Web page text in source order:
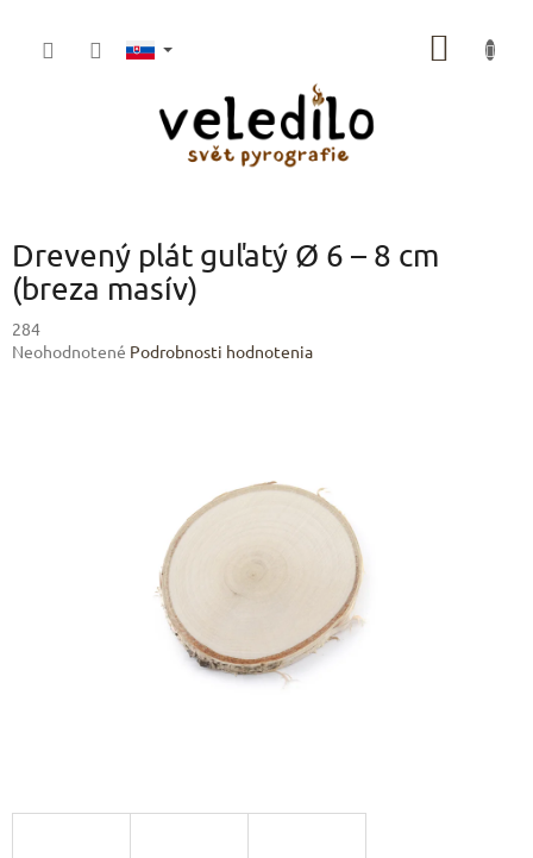
Drevený plát guľatý Ø 6 – 8 cm
(breza masív)
284
Priemerné
Neohodnotené Podrobnosti hodnotenia